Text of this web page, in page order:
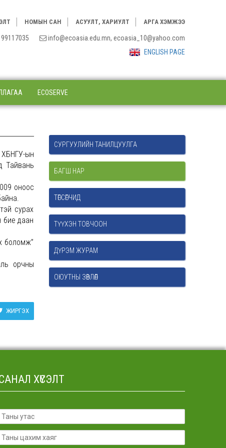
НОМЫН САН АСУУЛТ, ХАРИУЛТ АРГА ХЭМЖЭЭ
99117035
info@ecoasia.edu.mn, ecoasia_10@yahoo.com
ENGLISH PAGE
ECOSERVE
ХБНГУ-ын
Тайвань
оноос
сурах
бие даан
боломж”
орчны
ЖИРГЭХ
СУРГУУЛИЙН ТАНИЛЦУУЛГА
БАГШ НАР
ТӨГСӨГЧИД
ТҮҮХЭН ТОВЧООН
ДҮРЭМ ЖУРАМ
ОЮУТНЫ ЗӨВЛӨЛ
ХҮСЭЛТ